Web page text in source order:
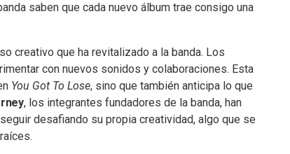
saben que cada nuevo álbum trae consigo una
creativo que ha revitalizado a la banda. Los
con nuevos sonidos y colaboraciones. Esta
You Got To Lose, sino que también anticipa lo que
, los integrantes fundadores de la banda, han
desafiando su propia creatividad, algo que se